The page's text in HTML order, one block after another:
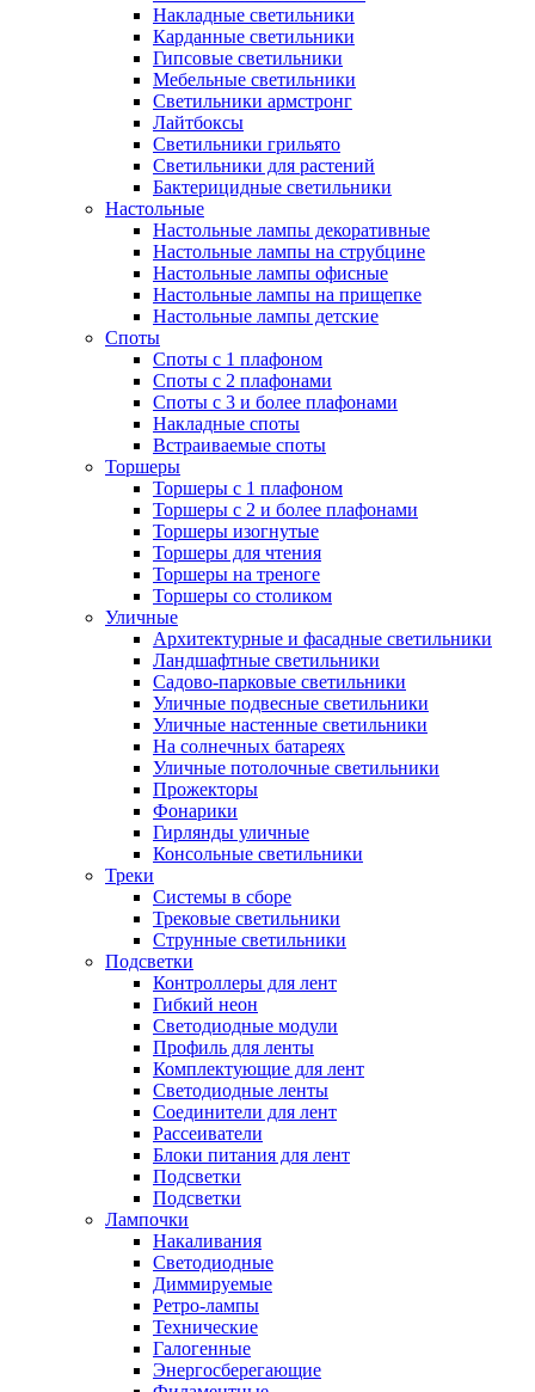
Накладные светильники
Карданные светильники
Гипсовые светильники
Мебельные светильники
Светильники армстронг
Лайтбоксы
Светильники грильято
Светильники для растений
Бактерицидные светильники
Настольные
Настольные лампы декоративные
Настольные лампы на струбцине
Настольные лампы офисные
Настольные лампы на прищепке
Настольные лампы детские
Споты
Споты с 1 плафоном
Споты с 2 плафонами
Споты с 3 и более плафонами
Накладные споты
Встраиваемые споты
Торшеры
Торшеры с 1 плафоном
Торшеры с 2 и более плафонами
Торшеры изогнутые
Торшеры для чтения
Торшеры на треноге
Торшеры со столиком
Уличные
Архитектурные и фасадные светильники
Ландшафтные светильники
Садово-парковые светильники
Уличные подвесные светильники
Уличные настенные светильники
На солнечных батареях
Уличные потолочные светильники
Прожекторы
Фонарики
Гирлянды уличные
Консольные светильники
Треки
Системы в сборе
Трековые светильники
Струнные светильники
Подсветки
Контроллеры для лент
Гибкий неон
Светодиодные модули
Профиль для ленты
Комплектующие для лент
Светодиодные ленты
Соединители для лент
Рассеиватели
Блоки питания для лент
Подсветки
Подсветки
Лампочки
Накаливания
Светодиодные
Диммируемые
Ретро-лампы
Технические
Галогенные
Энергосберегающие